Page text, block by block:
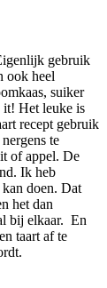
gebruik
ook heel
suiker
it! Het leuke is
recept gebruik
te
of appel. De
Ik heb
doen. Dat
het dan
bij elkaar. En
taart af te